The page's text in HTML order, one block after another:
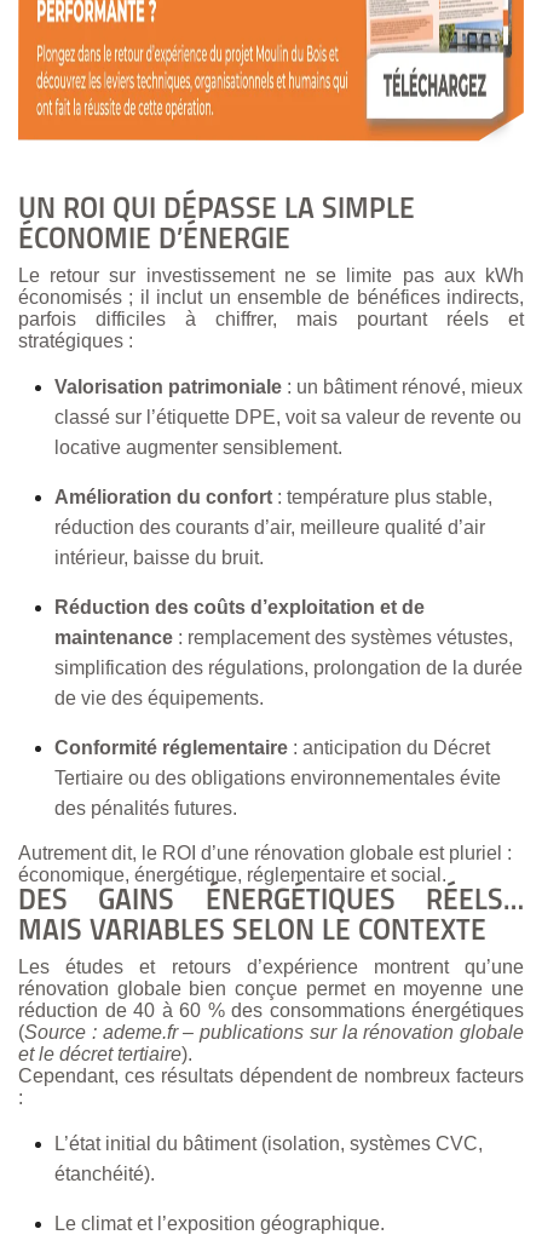
UN ROI QUI DÉPASSE LA SIMPLE
ÉCONOMIE D’ÉNERGIE
Le retour sur investissement ne se limite pas aux kWh
économisés ; il inclut un ensemble de bénéfices indirects,
parfois difficiles à chiffrer, mais pourtant réels et
stratégiques :
Valorisation patrimoniale : un bâtiment rénové, mieux
classé sur l’étiquette DPE, voit sa valeur de revente ou
locative augmenter sensiblement.
Amélioration du confort : température plus stable,
réduction des courants d’air, meilleure qualité d’air
intérieur, baisse du bruit.
Réduction des coûts d’exploitation et de
maintenance : remplacement des systèmes vétustes,
simplification des régulations, prolongation de la durée
de vie des équipements.
Conformité réglementaire : anticipation du Décret
Tertiaire ou des obligations environnementales évite
des pénalités futures.
Autrement dit, le ROI d’une rénovation globale est pluriel :
économique, énergétique, réglementaire et social.
DES GAINS ÉNERGÉTIQUES RÉELS…
MAIS VARIABLES SELON LE CONTEXTE
Les études et retours d’expérience montrent qu’une
rénovation globale bien conçue permet en moyenne une
réduction de 40 à 60 % des consommations énergétiques
(Source : ademe.fr – publications sur la rénovation globale
et le décret tertiaire).
Cependant, ces résultats dépendent de nombreux facteurs
:
L’état initial du bâtiment (isolation, systèmes CVC,
étanchéité).
Le climat et l’exposition géographique.